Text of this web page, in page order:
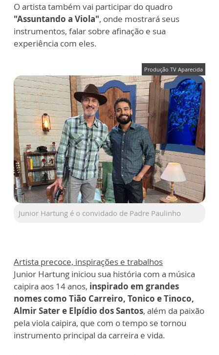
O artista também vai participar do quadro
"Assuntando a Viola", onde mostrará seus
instrumentos, falar sobre afinação e sua
experiência com eles.
Produção TV Aparecida
Junior Hartung é o convidado de Padre Paulinho
Artista precoce, inspirações e trabalhos
Junior Hartung iniciou sua história com a música
caipira aos 14 anos, inspirado em grandes
nomes como Tião Carreiro, Tonico e Tinoco,
Almir Sater e Elpídio dos Santos, além da paixão
pela viola caipira, que com o tempo se tornou
instrumento principal da carreira e vida.